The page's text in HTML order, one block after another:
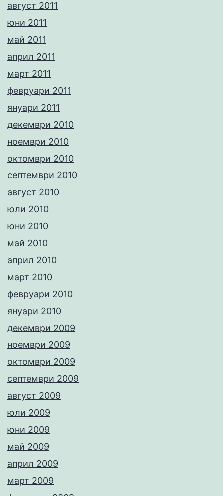
август 2011
юни 2011
май 2011
април 2011
март 2011
февруари 2011
януари 2011
декември 2010
ноември 2010
октомври 2010
септември 2010
август 2010
юли 2010
юни 2010
май 2010
април 2010
март 2010
февруари 2010
януари 2010
декември 2009
ноември 2009
октомври 2009
септември 2009
август 2009
юли 2009
юни 2009
май 2009
април 2009
март 2009